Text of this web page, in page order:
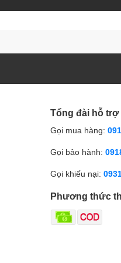
Tổng đài hỗ trợ
Gọi mua hàng:
Gọi bảo hành:
Gọi khiếu nại:
Phương thức